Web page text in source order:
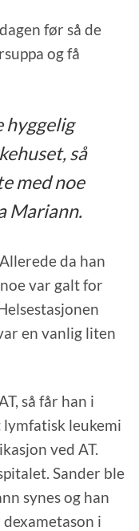
før så de
og få
hyggelig
så
med noe
Mariann.
da han
var galt for
en vanlig liten
så får han i
leukemi
ved AT.
Sander ble
synes og han
i